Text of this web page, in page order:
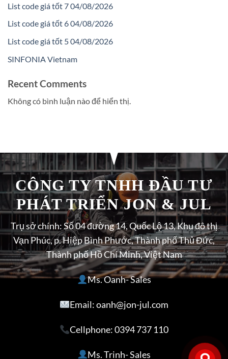
List code giá tốt 7 04/08/2026
List code giá tốt 6 04/08/2026
List code giá tốt 5 04/08/2026
SINFONIA Vietnam
Recent Comments
Không có bình luận nào để hiển thị.
CÔNG TY TNHH ĐẦU TƯ
PHÁT TRIỂN JON & JUL
Trụ sở chính: Số 04 đường 14, Quốc Lộ 13, Khu đô thị
Vạn Phúc, p. Hiệp Bình Phước, Thành phố Thủ Đức,
Thành phố Hồ Chí Minh, Việt Nam
Ms. Oanh- Sales
Email: oanh@jon-jul.com
Cellphone:0394 737 110
Ms. Trinh- Sales